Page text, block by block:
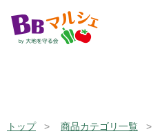
トップ 商品カテゴリ一覧